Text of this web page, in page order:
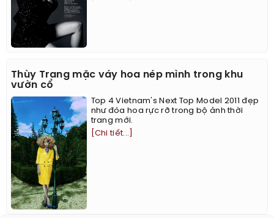
Thùy Trang mặc váy hoa nép mình trong khu
vườn cổ
Top 4 Vietnam's Next Top Model 2011 đẹp
như đóa hoa rực rỡ trong bộ ảnh thời
trang mới.
[Chi tiết...]